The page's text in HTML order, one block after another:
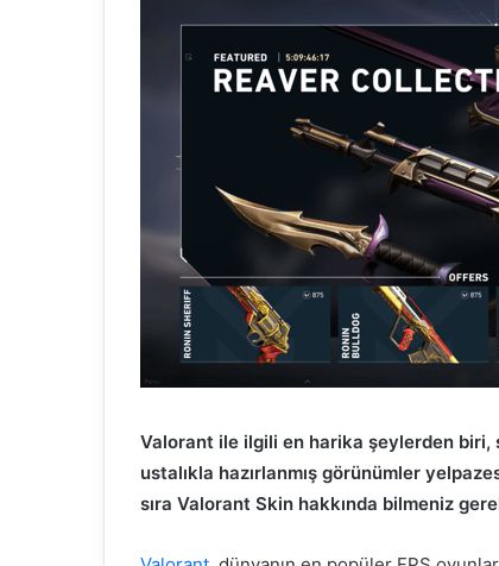
Valorant ile ilgili en harika şeylerden biri,
ustalıkla hazırlanmış görünümler
sıra Valorant Skin hakkında bilmeniz